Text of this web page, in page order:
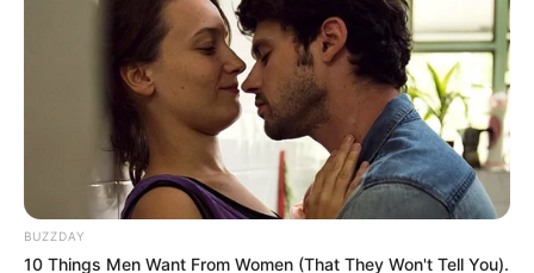
તેમની બીજી પત્ની સાધના ગુપ્તાના નાના પુત્ર હતા.
તેઓ અખિલેશ યાદવના સાવકા ભાઈ હતા.
BUZZDAY
10 Things Men Want From Women (That They Won't Tell You).